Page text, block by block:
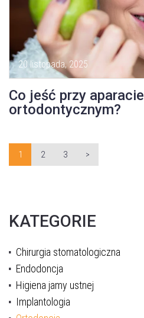
20 listopada, 2025
Co jeść przy aparacie
ortodontycznym?
1 2 3 >
KATEGORIE
Chirurgia stomatologiczna
Endodoncja
Higiena jamy ustnej
Implantologia
Umów wizytę